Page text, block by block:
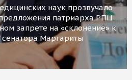
наук прозвучало
патриарха РПЦ
запрете на «склонение» к
Маргариты